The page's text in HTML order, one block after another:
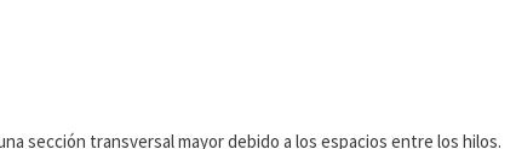
sección transversal mayor debido a los espacios entre los hilos.